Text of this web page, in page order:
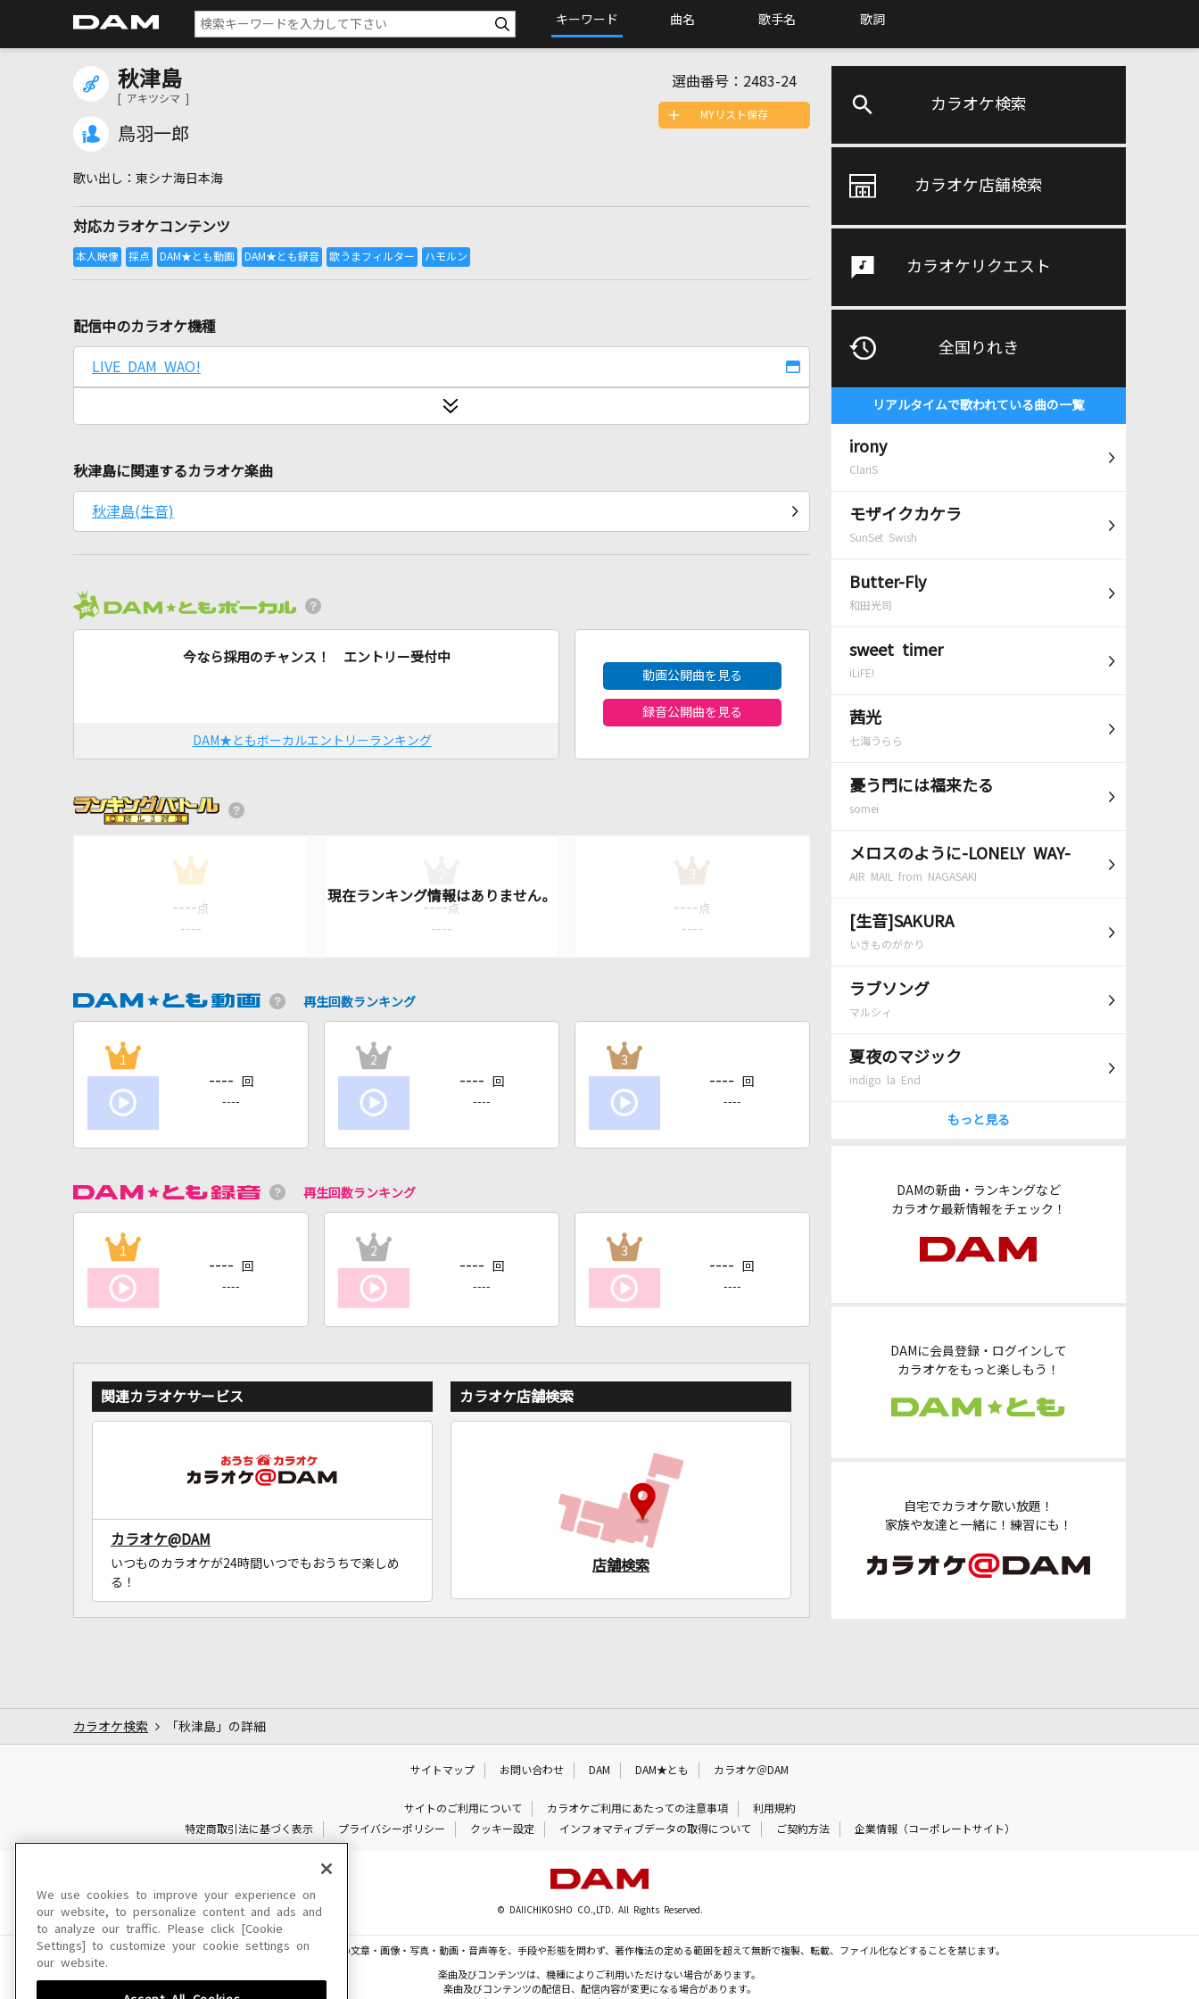
キーワード 曲名 歌手名 歌詞
カラオケ検索
カラオケ店舗検索
カラオケリクエスト
全国りれき
リアルタイムで歌われている曲の一覧
irony
ClariS
モザイクカケラ
SunSet Swish
Butter-Fly
和田光司
sweet timer
iLiFE!
茜光
七海うらら
憂う門には福来たる
somei
メロスのように-LONELY WAY-
AIR MAIL from NAGASAKI
[生音]SAKURA
いきものがかり
ラブソング
マルシィ
夏夜のマジック
indigo la End
もっと見る
DAMの新曲・ランキングなど
カラオケ最新情報をチェック！
DAMに会員登録・ログインして
カラオケをもっと楽しもう！
自宅でカラオケ歌い放題！
家族や友達と一緒に！練習にも！
秋津島
[ アキツシマ ]
鳥羽一郎
選曲番号： 2483-24
東シナ海日本海
対応カラオケコンテンツ
MYリスト保存
配信中のカラオケ機種
LIVE DAM WAO!
秋津島に関連するカラオケ楽曲
秋津島(生音)
今なら採用のチャンス！ エントリー受付中
DAM★ともボーカルエントリーランキング
動画公開曲を見る
録音公開曲を見る
1
---- 点
----
---- 点
----
3
---- 点
----
再生回数ランキング
1
---- 回
----
2
---- 回
----
3
---- 回
----
再生回数ランキング
1
---- 回
----
2
---- 回
----
3
---- 回
----
関連カラオケサービス
カラオケ@DAM
いつものカラオケが24時間いつでもおうちで楽しめ
る！
カラオケ店舗検索
店舗検索
カラオケ検索 「秋津島」の詳細
サイトマップ お問い合わせ DAM DAM★とも カラオケ＠DAM
サイトのご利用について カラオケご利用にあたっての注意事項
利用規約
特定商取引法に基づく表示
プライバシーポリシー クッキー設定 インフォマティブデータの取得について ご契約方法 企業情報（コーポレートサイト）
© DAIICHIKOSHO CO.,LTD. All Rights Reserved.
このサイトに掲載されている一切の文章・画像・写真・動画・音声等を、手段や形態を問わず、著作権法の定める範囲を超えて無断で複製、転載、ファイル化などすることを禁じます。
楽曲及びコンテンツは、機種によりご利用いただけない場合があります。
楽曲及びコンテンツの配信日、配信内容が変更になる場合があります。
We use cookies to improve your experience on
our website, to personalize content and ads and
to analyze our traffic. Please click [Cookie
Settings] to customize your cookie settings on
our website.